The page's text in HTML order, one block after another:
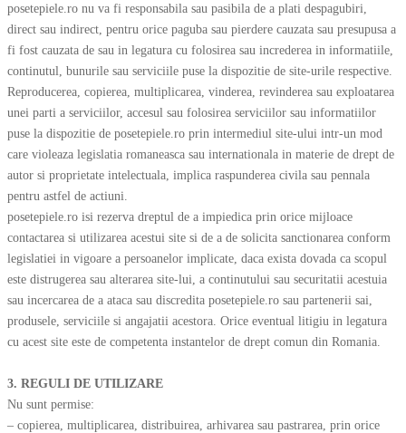
posetepiele.ro nu va fi responsabila sau pasibila de a plati despagubiri,
direct sau indirect, pentru orice paguba sau pierdere cauzata sau presupusa a
fi fost cauzata de sau in legatura cu folosirea sau increderea in informatiile,
continutul, bunurile sau serviciile puse la dispozitie de site-urile respective.
Reproducerea, copierea, multiplicarea, vinderea, revinderea sau exploatarea
unei parti a serviciilor, accesul sau folosirea serviciilor sau informatiilor
puse la dispozitie de posetepiele.ro prin intermediul site-ului intr-un mod
care violeaza legislatia romaneasca sau internationala in materie de drept de
autor si proprietate intelectuala, implica raspunderea civila sau pennala
pentru astfel de actiuni.
posetepiele.ro isi rezerva dreptul de a impiedica prin orice mijloace
contactarea si utilizarea acestui site si de a de solicita sanctionarea conform
legislatiei in vigoare a persoanelor implicate, daca exista dovada ca scopul
este distrugerea sau alterarea site-lui, a continutului sau securitatii acestuia
sau incercarea de a ataca sau discredita posetepiele.ro sau partenerii sai,
produsele, serviciile si angajatii acestora. Orice eventual litigiu in legatura
cu acest site este de competenta instantelor de drept comun din Romania.
3. REGULI DE UTILIZARE
Nu sunt permise:
– copierea, multiplicarea, distribuirea, arhivarea sau pastrarea, prin orice